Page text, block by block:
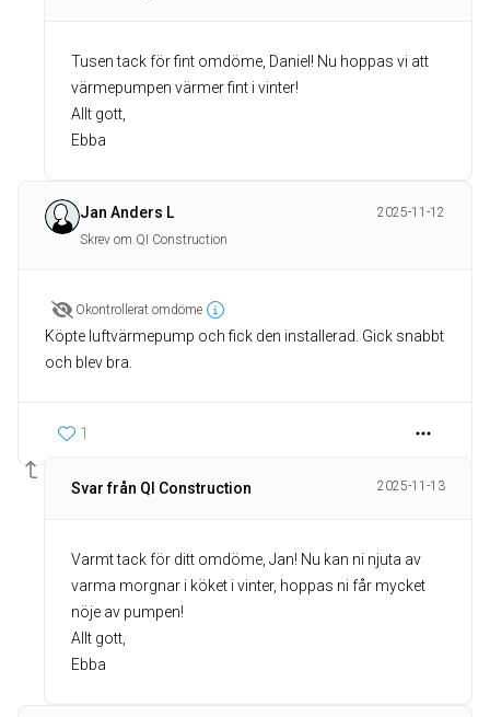
Tusen tack för fint omdöme, Daniel! Nu hoppas vi att
värmepumpen värmer fint i vinter!
Allt gott,
Ebba
Jan Anders L
2025-11-12
Skrev om QI Construction
Okontrollerat omdöme
Köpte luftvärmepump och fick den installerad. Gick snabbt
och blev bra.
1
Svar från QI Construction 2025-11-13
Varmt tack för ditt omdöme, Jan! Nu kan ni njuta av
varma morgnar i köket i vinter, hoppas ni får mycket
nöje av pumpen!
Allt gott,
Ebba